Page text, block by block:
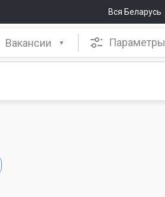
Вся Беларусь
Вакансии Параметры